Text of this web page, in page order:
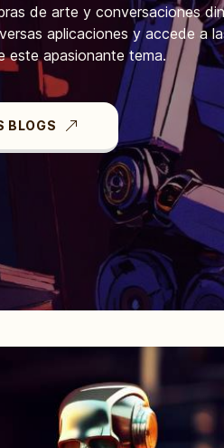
de arte y conversaciones
aplicaciones y accede a
este apasionante tema.
BLOGS